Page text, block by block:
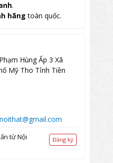
.
hãng toàn quốc.
Hùng Ấp 3 Xã
Mỹ Tho Tỉnh Tiền
từ Nội
Đăng ký